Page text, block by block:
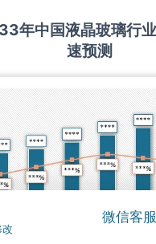
年中国液晶玻璃行
速预测
改
微信客服